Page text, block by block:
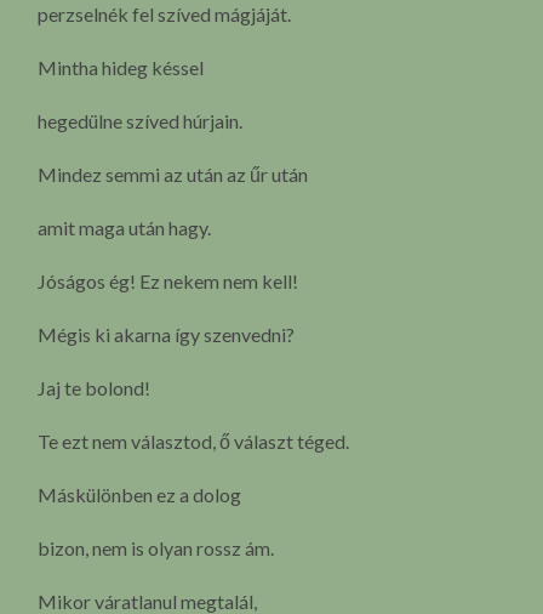
perzselnék fel szíved mágjáját.
Mintha hideg késsel
hegedülne szíved húrjain.
Mindez semmi az után az űr után
amit maga után hagy.
Jóságos ég! Ez nekem nem kell!
Mégis ki akarna így szenvedni?
Jaj te bolond!
Te ezt nem választod, ő választ téged.
Máskülönben ez a dolog
bizon, nem is olyan rossz ám.
Mikor váratlanul megtalál,